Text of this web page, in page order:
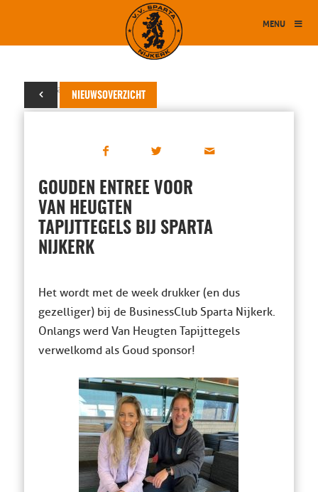
MENU
NIEUWSOVERZICHT
27 januari 2023
GOUDEN ENTREE VOOR
VAN HEUGTEN
TAPIJTTEGELS BIJ SPARTA
NIJKERK
Het wordt met de week drukker (en dus
gezelliger) bij de BusinessClub Sparta Nijkerk.
Onlangs werd Van Heugten Tapijttegels
verwelkomd als Goud sponsor!